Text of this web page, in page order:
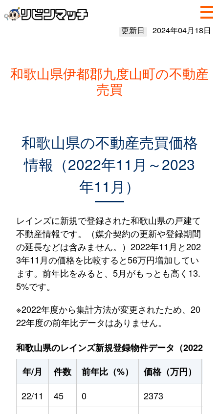
更新日 2024年04月18日
和歌山県伊都郡九度山町の不動産
売買
和歌山県の不動産売買価格
情報（2022年11月～2023
年11月）
レインズに新規で登録された和歌山県の戸建て
不動産情報です。（媒介契約の更新や登録期間
の延長などは含みません。）2022年11月と202
3年11月の価格を比較すると56万円増加してい
ます。前年比をみると、5月がもっとも高く13.
5%です。
※2022年度から集計方法が変更されたため、20
22年度の前年比データはありません。
和歌山県のレインズ新規登録物件データ（2022年
年/月
件数 前年比（%） 価格（万円）
22/11
45 0 2373